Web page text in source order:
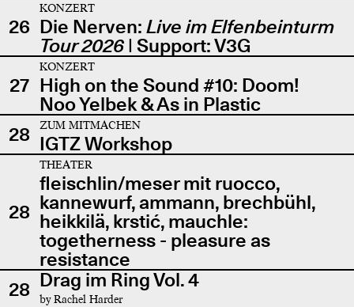
26
KONZERT
Die Nerven: Live im Elfenbeinturm
Tour 2026| Support: V3G
27
KONZERT
High on the Sound #10: Doom!
Noo Yelbek & As in Plastic
28
ZUM MITMACHEN
IGTZ Workshop
28
THEATER
fleischlin/meser mit ruocco,
kannewurf, ammann, brechbühl,
heikkilä, krstić, mauchle:
togetherness - pleasure as
resistance
28 Drag im Ring Vol. 4
by Rachel Harder